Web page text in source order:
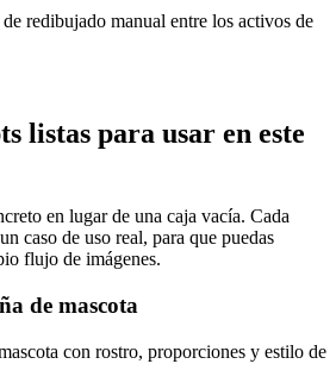
redibujado manual entre los activos de
listas para usar en este
en lugar de una caja vacía. Cada
caso de uso real, para que puedas
flujo de imágenes.
de mascota
con rostro, proporciones y estilo de